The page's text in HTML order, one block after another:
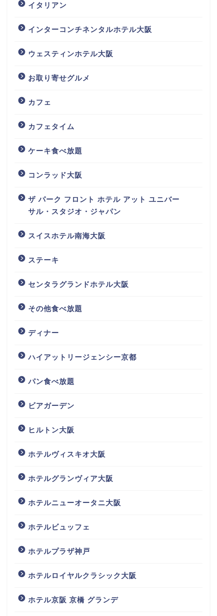
イタリアン
インターコンチネンタルホテル大阪
ウェスティンホテル大阪
お取り寄せグルメ
カフェ
カフェタイム
ケーキ食べ放題
コンラッド大阪
ザ パーク フロント ホテル アット ユニバー
サル・スタジオ・ジャパン
スイスホテル南海大阪
ステーキ
センタラグランドホテル大阪
その他食べ放題
ディナー
ハイアットリージェンシー京都
パン食べ放題
ビアガーデン
ヒルトン大阪
ホテルヴィスキオ大阪
ホテルグランヴィア大阪
ホテルニューオータニ大阪
ホテルビュッフェ
ホテルプラザ神戸
ホテルロイヤルクラシック大阪
ホテル京阪 京橋 グランデ